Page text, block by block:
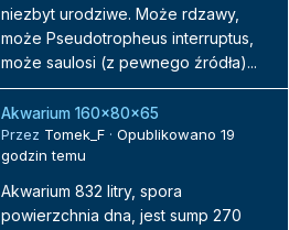
niezbyt urodziwe. Może rdzawy,
może Pseudotropheus interruptus,
może saulosi (z pewnego źródła)...
Akwarium 160x80x65
Przez Tomek_F · Opublikowano 19
godzin temu
Akwarium 832 litry, spora
powierzchnia dna, jest sump 270